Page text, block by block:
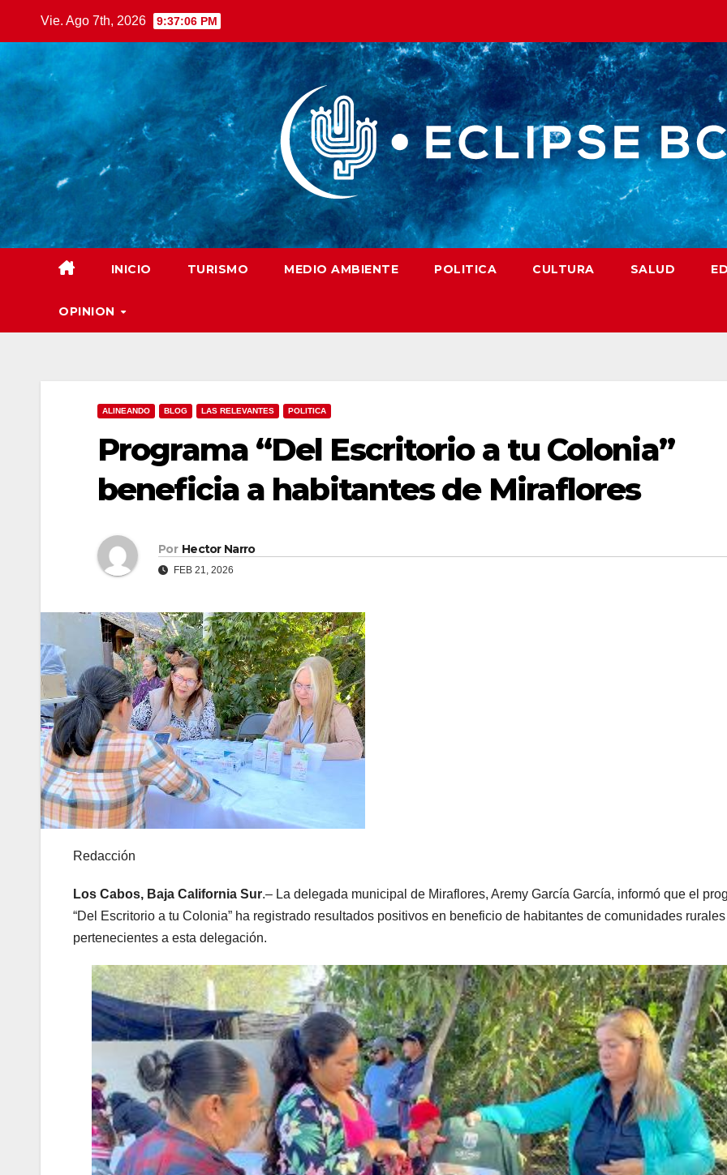
Vie. Ago 7th, 2026 9:37:07 PM
INICIO TURISMO MEDIO AMBIENTE POLITICA CULTURA SALUD
OPINION
ALINEANDO BLOG LAS RELEVANTES POLITICA
Programa “Del Escritorio a tu Colonia”
beneficia a habitantes de Miraflores
Por Hector Narro
FEB 21, 2026
Redacción
Los Cabos, Baja California Sur.– La delegada municipal de Miraflores, Aremy García García, informó que el
“Del Escritorio a tu Colonia” ha registrado resultados positivos en beneficio de habitantes de comunidades rurales
pertenecientes a esta delegación.